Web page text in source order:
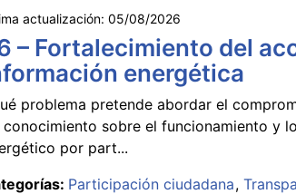
actualización: 05/08/2026
– Fortalecimiento del
energética
problema pretende abordar el
conocimiento sobre el funcionamiento y
por part...
Participación ciudadana